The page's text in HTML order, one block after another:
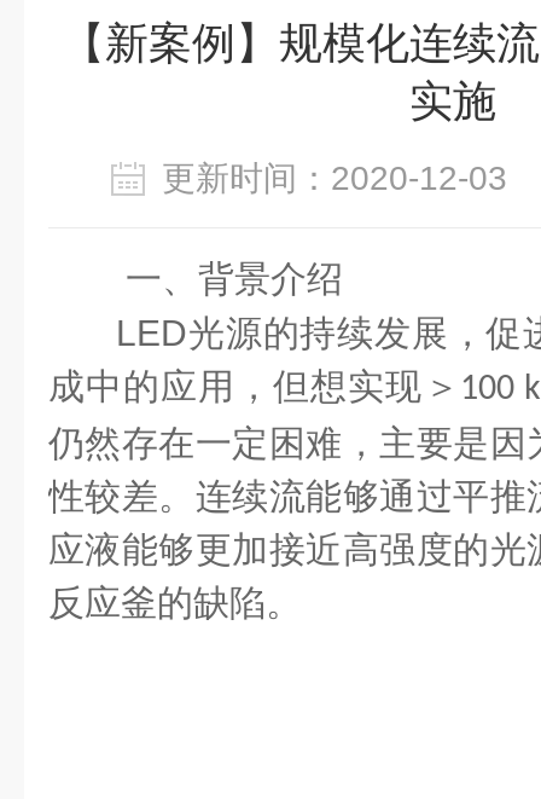
【新案例】规模化连续
实施
更新时间：2020-12-
一、背景介绍
LED光源的持续发展，促
成中的应用，但想实现＞ 100
仍然存在一定困难，主要是
性较差。连续流能够通过平
应液能够更加接近高强度的
反应釜的缺陷。